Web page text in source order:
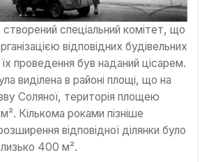
створений спеціальний комітет, що
відповідних будівельних
їх проведення був наданий цісарем.
виділена в районі площі, що на
Соляної, територія площею
Кількома роками пізніше
відповідної ділянки було
400 м².